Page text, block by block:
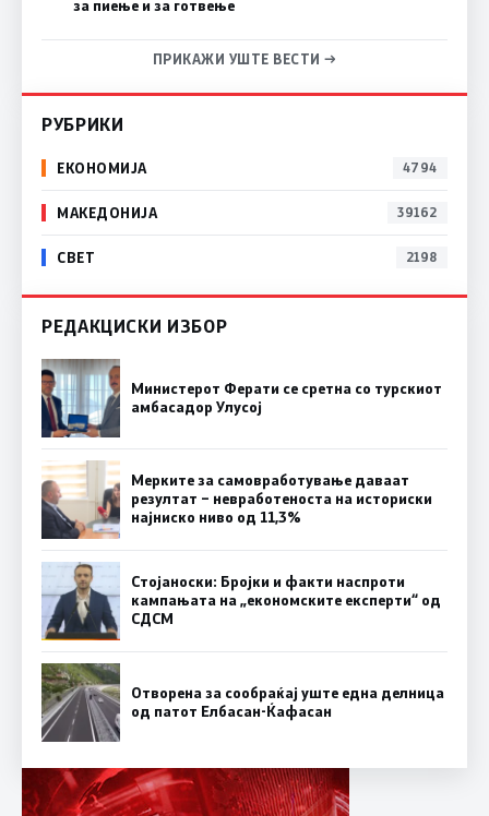
за пиење и за готвење
ПРИКАЖИ УШТЕ ВЕСТИ →
РУБРИКИ
ЕКОНОМИЈА 4794
МАКЕДОНИЈА 39162
СВЕТ 2198
РЕДАКЦИСКИ ИЗБОР
Министерот Ферати се сретна со турскиот
амбасадор Улусој
Мерките за самовработување даваат
резултат – невработеноста на историски
најниско ниво од 11,3%
Стојаноски: Бројки и факти наспроти
кампањата на „економските експерти“ од
СДСM
Отворена за сообраќај уште една делница
од патот Елбасан-Ќафасан